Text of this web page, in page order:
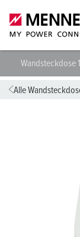
Wandsteckdose
Alle